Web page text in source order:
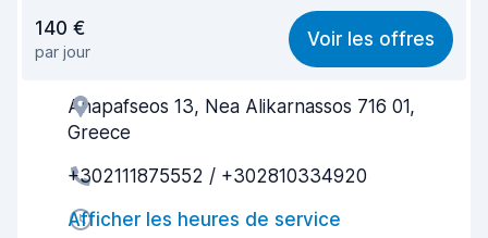
8,6
Recherche facile 8,7
Agent serviable
140 €
par jour
Voir les offres
Anapafseos 13, Nea Alikarnassos 716 01,
Greece
+302111875552 / +302810334920
Afficher les heures de service